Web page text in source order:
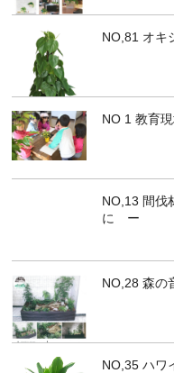
NO,81 オキ
NO 1 教育
NO,13 間
に ー
NO,28 森の
NO,35 ハワ